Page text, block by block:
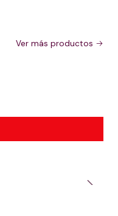
Ver más productos